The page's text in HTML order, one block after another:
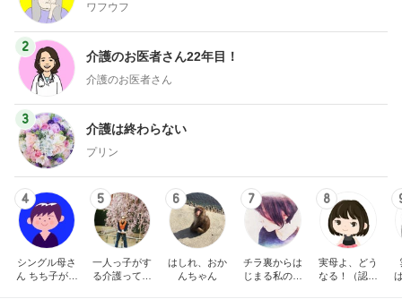
ワフウフ
2
介護のお医者さん22年目！
介護のお医者さん
3
介護は終わらない
プリン
4
シングル母さ
ん ちち子が行
5
一人っ子がす
る介護ってこ
6
はしれ、おか
んちゃん
7
チラ裏からは
じまる私の日
8
実母よ、どう
なる！（認知